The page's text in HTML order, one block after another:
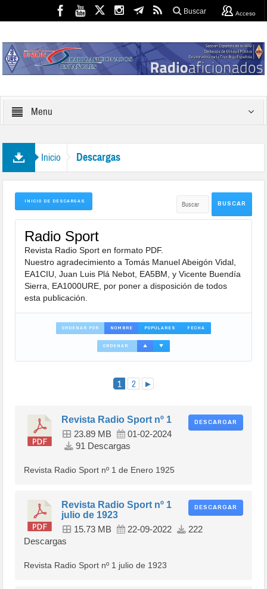
Buscar Acceso
Menu
Inicio Descargas
INICIO DE DESCARGAS
Radio Sport
Revista Radio Sport en formato PDF.
Nuestro agradecimiento a Tomás Manuel Abeigón Vidal,
EA1CIU, Juan Luis Plá Nebot, EA5BM, y Vicente Buendía
Sierra, EA1000URE, por poner a disposición de todos
esta publicación.
ORDENAR POR NOMBRE POPULARES FECHA
ORDENAR ▲ ▼
1 2 ►
DESCARGAR
Revista Radio Sport nº 1
23.89 MB
01-02-2024
91 Descargas
Revista Radio Sport nº 1 de Enero 1925
DESCARGAR
Revista Radio Sport nº 1
julio de 1923
15.73 MB 22-09-2022
222
Descargas
Revista Radio Sport nº 1 julio de 1923